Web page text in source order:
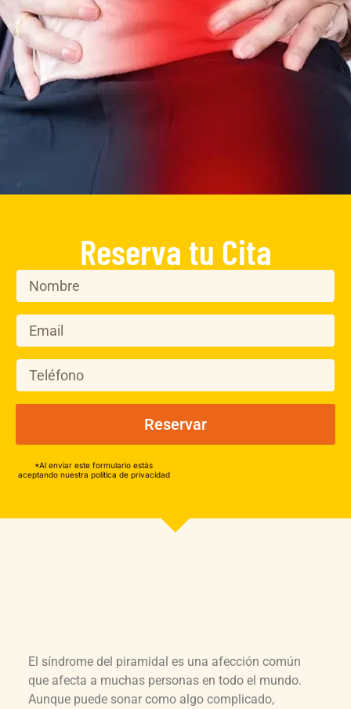
Reserva tu Cita
Reservar
*Al enviar este formulario estás
aceptando nuestra política de privacidad
El síndrome del piramidal es una afección común
que afecta a muchas personas en todo el mundo.
Aunque puede sonar como algo complicado,